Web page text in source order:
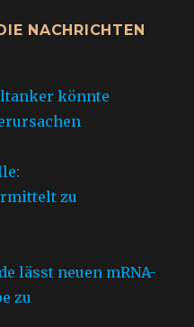
NACHRICHTEN
könnte
zu
lässt neuen mRNA-
zu